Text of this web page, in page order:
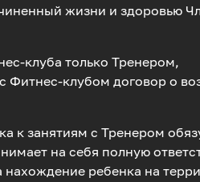
жизни и здоровью
клуба только Тренером,
клубом договор о
к занятиям с Тренером
на себя полную
нахождение ребенка на